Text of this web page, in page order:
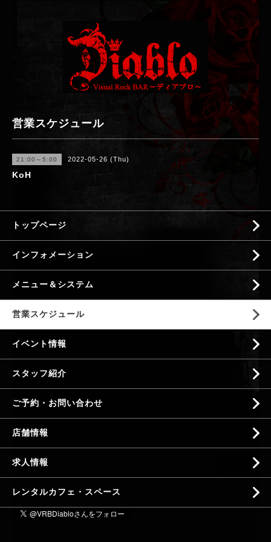
営業スケジュール
21:00～5:00 2022-05-26 (Thu)
KoH
トップページ
インフォメーション
メニュー＆システム
営業スケジュール
イベント情報
スタッフ紹介
ご予約・お問い合わせ
店舗情報
求人情報
レンタルカフェ・スペース